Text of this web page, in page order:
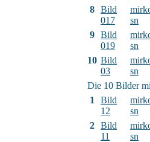
8 Bild
017
sn
9 Bild
019
sn
10 Bild
03
sn
Die 10 Bilder
1
Bild
12
sn
2 Bild
11
sn